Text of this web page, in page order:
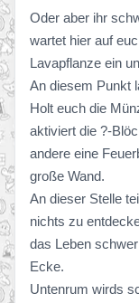
Oder aber ihr
wartet hier auf
Lavapflanze ein
An diesem Punkt
Holt euch die
aktiviert die ?-
andere eine
große Wand.
An dieser Stelle
nichts zu
das Leben
Ecke.
Untenrum wirds